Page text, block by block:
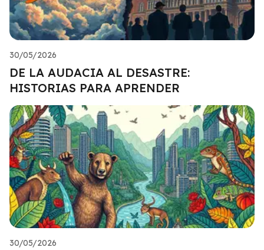
30/05/2026
DE LA AUDACIA AL DESASTRE:
HISTORIAS PARA APRENDER
30/05/2026